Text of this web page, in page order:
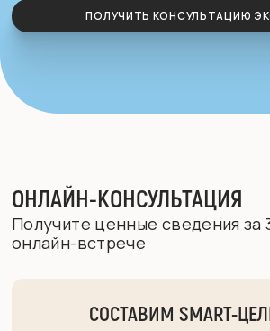
ПОЛУЧИТЬ КОНСУЛЬТАЦИЮ
ОНЛАЙН-КОНСУЛЬТАЦИЯ
Получите ценные сведения за
онлайн-встрече
СОСТАВИМ SMART-